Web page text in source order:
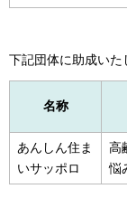
下記団体に助成いた
名称
あんしん住ま
いサッポロ
高
悩